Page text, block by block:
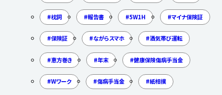
枕詞 報告書 5W1H マイナ保険証
保険証 ながらスマホ 酒気帯び運転
恵方巻き 年末 健康保険傷病手当金
Wワーク 傷病手当金 紙相撲